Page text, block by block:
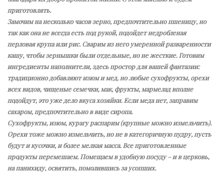
приготовлять.
Замочим на несколько часов зерно, предпочтительно пшеницу, но
так как она не всегда есть под рукой, подойдет недробленая
перловая крупа или рис. Сварим из него умеренной разваренности
кашу, чтобы зернышки были отдельные, но не жесткие. Готовим
ингредиенты наполнители, здесь простор для вашей фантазии:
традиционно добавляют изюм и мед, но любые сухофрукты, орехи
всех видов, чищеные семечки, мак, фрукты, мармелад вполне
подойдут, это уже дело вкуса хозяйки. Если меда нет, заправим
сахаром, предпочтительно в виде сиропа.
Сухофрукты, изюм, курагу распарим (крупные можно измельчить).
Орехи тоже можно измельчить, но не в категоричную пудру, пусть
будут и кусочки, и более мелкая масса. Все приготовленные
продукты перемешаем. Помещаем в удобную посуду – и в церковь,
на панихиду, освятить, помолившись за усопших.